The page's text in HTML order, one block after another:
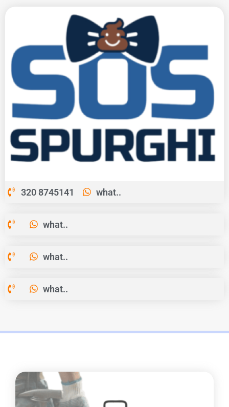
320 8745141 what..
what..
what..
what..